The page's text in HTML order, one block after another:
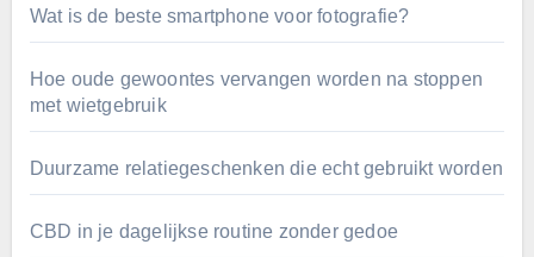
Wat is de beste smartphone voor fotografie?
Hoe oude gewoontes vervangen worden na stoppen
met wietgebruik
Duurzame relatiegeschenken die echt gebruikt worden
CBD in je dagelijkse routine zonder gedoe